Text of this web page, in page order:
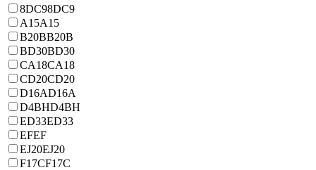
8DC98DC9
A15A15
B20BB20B
BD30BD30
CA18CA18
CD20CD20
D16AD16A
D4BHD4BH
ED33ED33
EFEF
EJ20EJ20
F17CF17C